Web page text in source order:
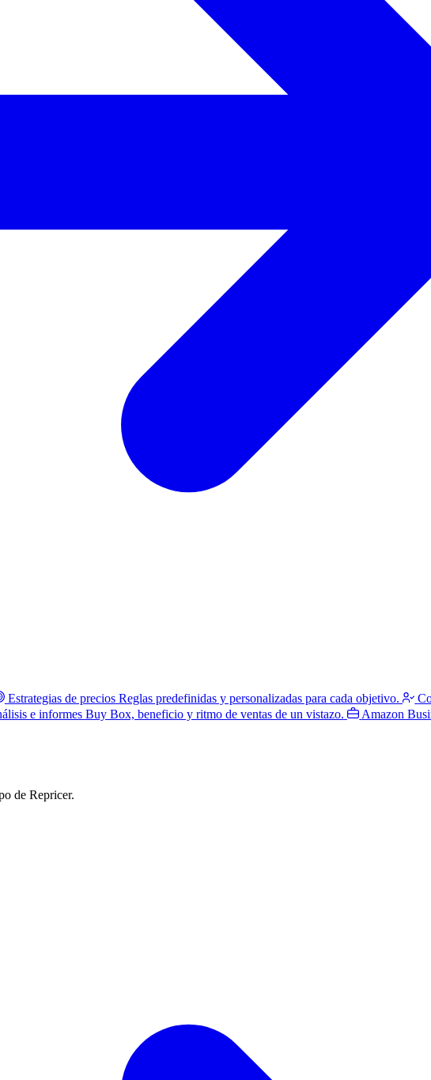
Estrategias de precios Reglas predefinidas y personalizadas para cada objetivo.
e informes Buy Box, beneficio y ritmo de ventas de un vistazo. Amazon
de Repricer.